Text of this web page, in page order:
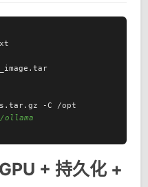
ollama
+ 持久化 +